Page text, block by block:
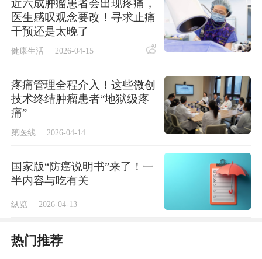
近六成肿瘤患者会出现疼痛，
医生感叹观念要改！寻求止痛
干预还是太晚了
健康生活 2026-04-15 40
疼痛管理全程介入！这些微创
技术终结肿瘤患者“地狱级疼
痛”
第医线 2026-04-14
国家版“防癌说明书”来了！一
半内容与吃有关
纵览 2026-04-13
热门推荐